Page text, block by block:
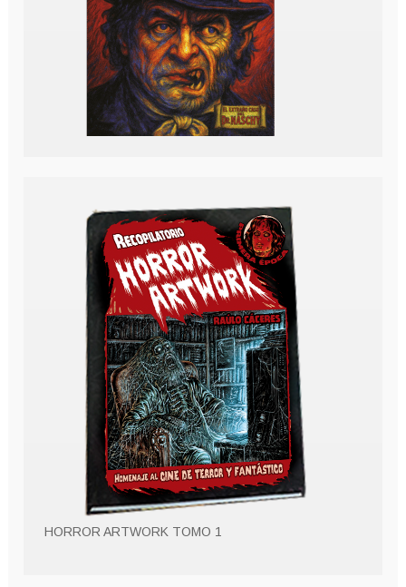
HORROR ARTWORK TOMO 1